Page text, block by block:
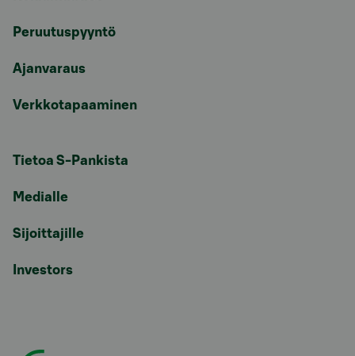
Peruutuspyyntö
Ajanvaraus
Verkkotapaaminen
Tietoa S-Pankista
Medialle
Sijoittajille
Investors